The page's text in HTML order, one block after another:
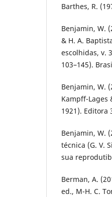
Barthes, R.
Benjamin, W.
& H. A.
escolhidas, v.
103–145).
Benjamin, W.
Kampff-Lages
1921). Editora
Benjamin, W.
técnica (G. V.
sua
Berman, A.
ed., M-H. C.